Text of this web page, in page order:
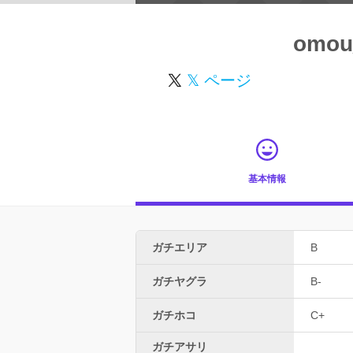
𝕏 ページ
基本情報
ガチエリア B
ガチヤグラ B-
ガチホコ C+
ガチアサリ